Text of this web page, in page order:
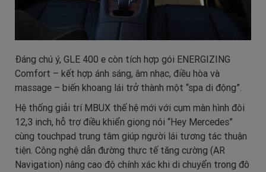
Đáng chú ý, GLE 400 e còn tích hợp gói ENERGIZING
Comfort – kết hợp ánh sáng, âm nhạc, điều hòa và
massage – biến khoang lái trở thành một “spa di động”.
Hệ thống giải trí MBUX thế hệ mới với cụm màn hình đôi
12,3 inch, hỗ trợ điều khiển giọng nói “Hey Mercedes”
cùng touchpad trung tâm giúp người lái tương tác thuận
tiện. Công nghệ dẫn đường thực tế tăng cường (AR
Navigation) nâng cao độ chính xác khi di chuyển trong đô